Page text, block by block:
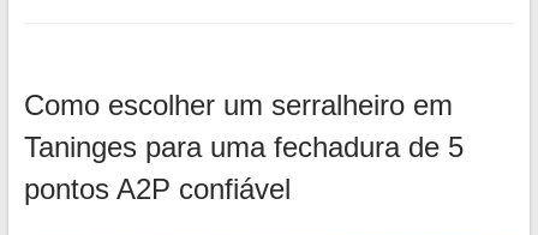
Como escolher um serralheiro em
Taninges para uma fechadura de 5
pontos A2P confiável